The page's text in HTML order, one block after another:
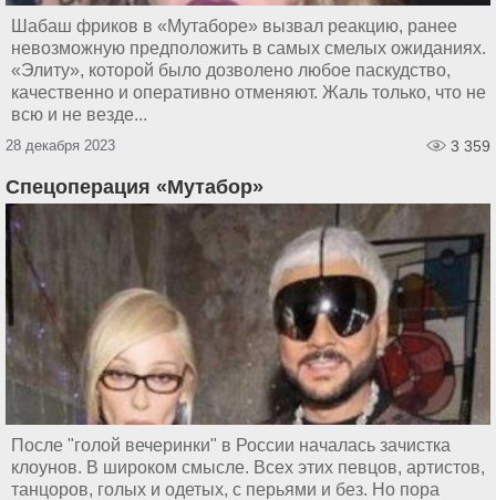
Шабаш фриков в «Мутаборе» вызвал реакцию, ранее
невозможную предположить в самых смелых ожиданиях.
«Элиту», которой было дозволено любое паскудство,
качественно и оперативно отменяют. Жаль только, что не
всю и не везде...
28 декабря 2023 3 359
Спецоперация «Мутабор»
После "голой вечеринки" в России началась зачистка
клоунов. В широком смысле. Всех этих певцов, артистов,
танцоров, голых и одетых, с перьями и без. Но пора